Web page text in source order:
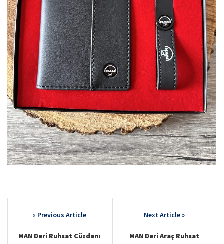
navigation
MAN Deri Ruhsat Cüzdanı
MAN Deri Araç Ruhsat